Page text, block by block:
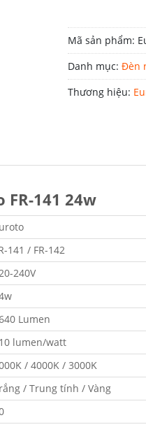
Mã sản phẩm:
Danh mục: Đèn
Thương hiệu:
FR-141 24w
141 / FR-142
240V
Lumen
lumen/watt
/ 4000K / 3000K
/ Trung tính / Vàng